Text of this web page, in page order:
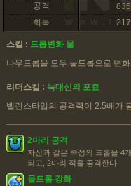
공격
835
회복
217
스킬 : 드롭변화 물
나무드롭을 모두 물드롭으로 변
리더스킬 : 늑대신의 포효
밸런스타입의 공격력이 2.5배가
2마리 공격
자신과 같은 속성의 드롭을 4
되고, 2마리 적을 공격한다
물드롭 강화